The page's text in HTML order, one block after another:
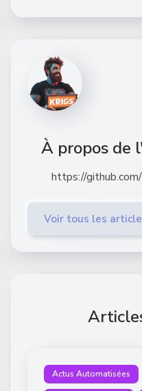
À propos de
https://
Voir tous les
Actus Automatisées